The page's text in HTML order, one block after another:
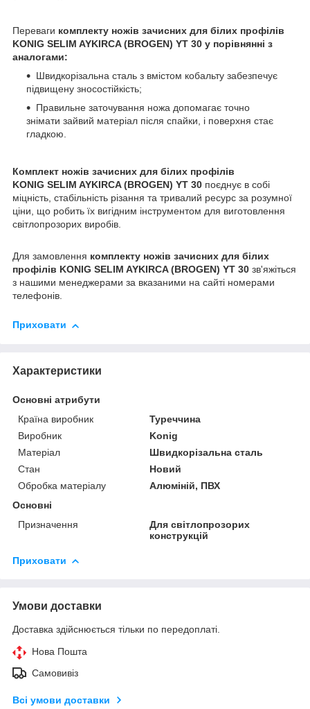
Переваги комплекту ножів зачисних для білих профілів
KONIG SELIM AYKIRCA (BROGEN) YT 30 у порівнянні з
аналогами:
Швидкорізальна сталь з вмістом кобальту забезпечує
підвищену зносостійкість;
Правильне заточування ножа допомагає точно
знімати зайвий матеріал після спайки, і поверхня стає
гладкою.
Комплект ножів зачисних для білих профілів
KONIG SELIM AYKIRCA (BROGEN) YT 30 поєднує в собі
міцність, стабільність різання та тривалий ресурс за розумної
ціни, що робить їх вигідним інструментом для виготовлення
світлопрозорих виробів.
Для замовлення комплекту ножів зачисних для білих
профілів KONIG SELIM AYKIRCA (BROGEN) YT 30 зв'яжіться
з нашими менеджерами за вказаними на сайті номерами
телефонів.
Приховати
Характеристики
Основні атрибути
Країна виробник
Туреччина
Виробник
Konig
Матеріал
Швидкорізальна сталь
Стан
Новий
Обробка матеріалу
Алюміній, ПВХ
Основні
Призначення
Для світлопрозорих
конструкцій
Приховати
Умови доставки
Доставка здійснюється тільки по передоплаті.
Нова Пошта
Самовивіз
Всі умови доставки